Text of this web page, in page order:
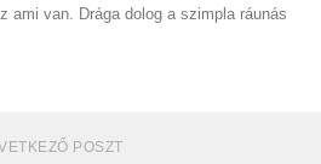
ami van. Drága dolog a szimpla ráunás
POSZT